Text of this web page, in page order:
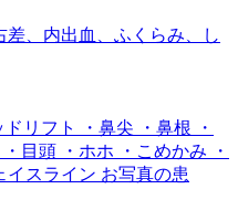
、内出血、ふくらみ、し
ドリフト ・鼻尖 ・鼻根 ・
目頭 ・ホホ ・こめかみ ・
イスライン お写真の患